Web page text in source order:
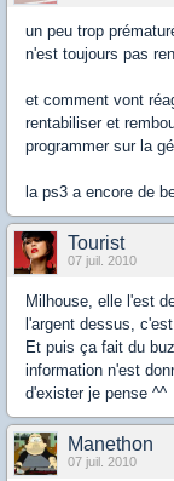
un peu trop
n'est toujours pas
et comment vont
rentabiliser et
programmer sur la
la ps3 a encore de
Tourist
07 juil. 2010
Milhouse, elle l'est
l'argent dessus,
Et puis ça fait du
information n'est
d'exister je pense ^^
Manethon
07 juil. 2010